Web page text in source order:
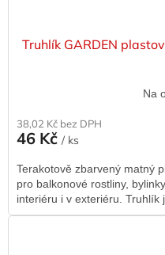
Truhlík GARDEN
Na
38,02 Kč bez DPH
46 Kč / ks
Terakotově zbarvený matný
pro balkonové rostliny,
interiéru i v exteriéru. Truhlík